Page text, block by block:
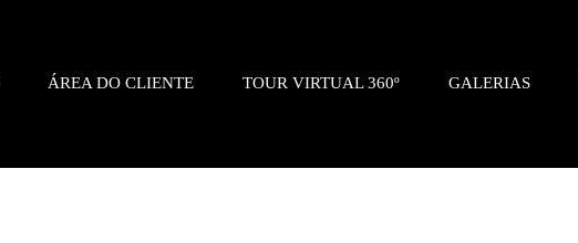
ÁREA DO CLIENTE TOUR VIRTUAL 360º GALERIAS